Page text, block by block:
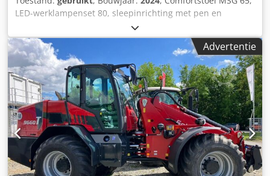
LED-werklampenset 80, sleepinrichting met pen en
sjorogen, standaardbanden 23x8.50-12 AS, ET 60
aanbouwframe / yard loader-werktuigopname type SWH
hydraulische lichtgoedschep mini, hoekig 0,90 m, 315 l met
bestuurdersbeschermdak K Dcodpfx Astt Ap Teb Rek
Advertentie